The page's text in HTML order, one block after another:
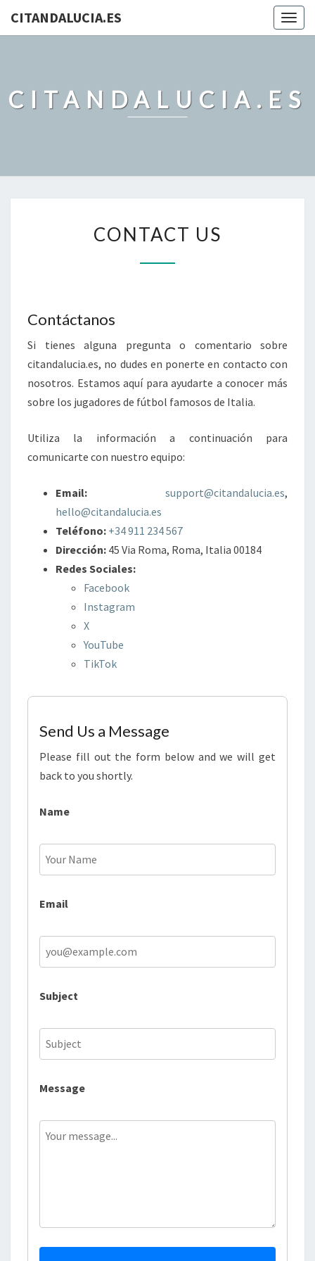
CITANDALUCIA.ES
CITANDALUCIA.ES
US
CONTACT US
Contáctanos
Si tienes alguna pregunta o comentario sobre
citandalucia.es, no dudes en ponerte en contacto con
nosotros. Estamos aquí para ayudarte a conocer más
sobre los jugadores de fútbol famosos de Italia.
Utiliza la información a continuación para
comunicarte con nuestro equipo:
Email: support@citandalucia.es,
hello@citandalucia.es
Teléfono: +34 911 234 567
Dirección: 45 Via Roma, Roma, Italia 00184
Redes Sociales:
Facebook
Instagram
X
YouTube
TikTok
Send Us a Message
Please fill out the form below and we will get
back to you shortly.
Name
Email
Subject
Message